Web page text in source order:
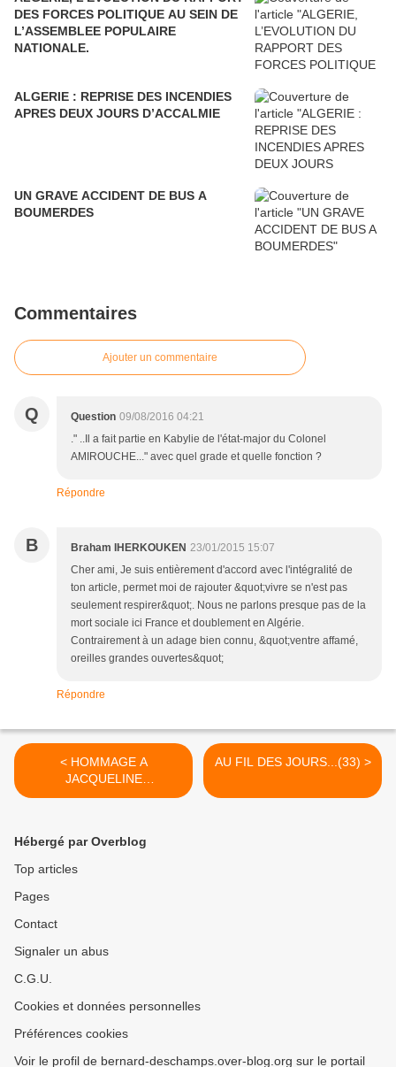
DES FORCES POLITIQUE AU SEIN DE
L’ASSEMBLEE POPULAIRE
NATIONALE.
ALGERIE : REPRISE DES INCENDIES
APRES DEUX JOURS D’ACCALMIE
UN GRAVE ACCIDENT DE BUS A
BOUMERDES
Commentaires
Ajouter un commentaire
Q Question 09/08/2016 04:21
." ..Il a fait partie en Kabylie de l'état-major du Colonel
AMIROUCHE..." avec quel grade et quelle fonction ?
Répondre
B Braham IHERKOUKEN 23/01/2015 15:07
Cher ami, Je suis entièrement d'accord avec l'intégralité de
ton article, permet moi de rajouter &quot;vivre se n'est pas
seulement respirer&quot;. Nous ne parlons presque pas de la
mort sociale ici France et doublement en Algérie.
Contrairement à un adage bien connu, &quot;ventre affamé,
oreilles grandes ouvertes&quot;
Répondre
< HOMMAGE A
JACQUELINE
GUERROUDJ
AU FIL DES JOURS...(33) >
Hébergé par Overblog
Top articles
Pages
Contact
Signaler un abus
C.G.U.
Cookies et données personnelles
Préférences cookies
Voir le profil de bernard-deschamps.over-blog.org sur le portail